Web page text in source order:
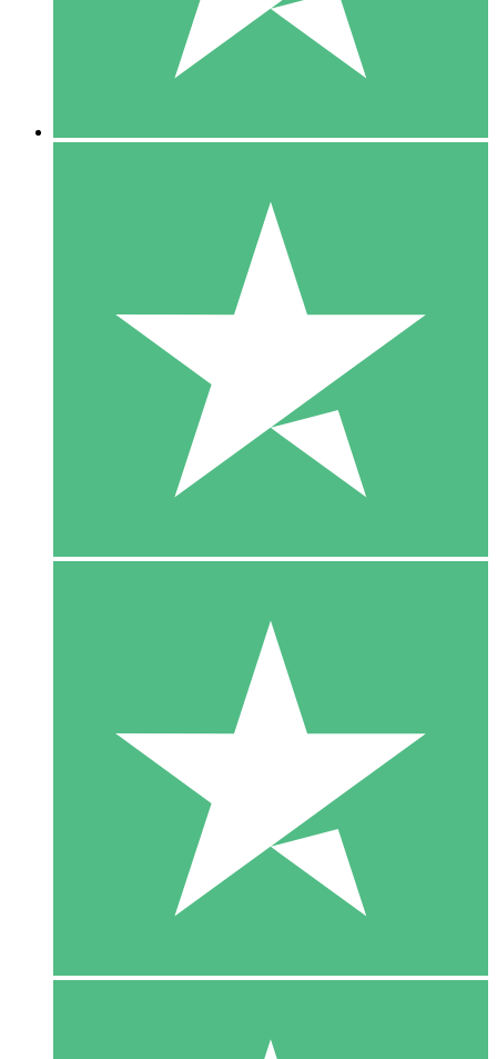
10 00
10 Descargas
20 00